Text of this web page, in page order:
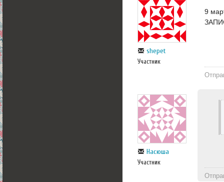
shepet
Участник
9
Насюша
Участник